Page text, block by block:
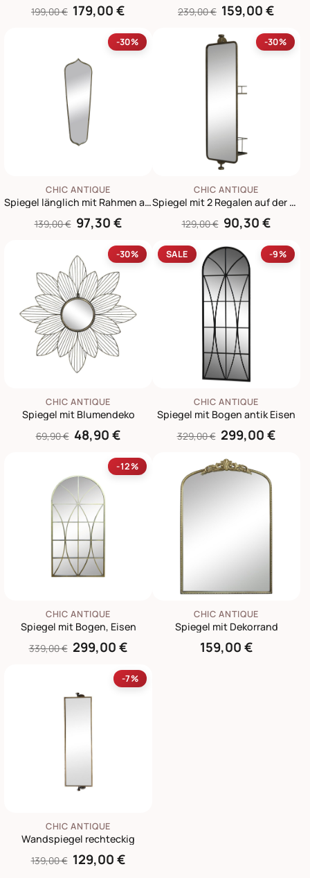
199,00 € 179,00 € 239,00 € 159,00 €
-30%
CHIC ANTIQUE
Spiegel länglich mit Rahmen aus Eisen
139,00 € 97,30 €
-30%
CHIC ANTIQUE
Spiegel mit 2 Regalen auf der Rückseite
129,00 € 90,30 €
-30%
CHIC ANTIQUE
Spiegel mit Blumendeko
69,90 € 48,90 €
SALE -9%
CHIC ANTIQUE
Spiegel mit Bogen antik Eisen
329,00 € 299,00 €
-12%
CHIC ANTIQUE
Spiegel mit Bogen, Eisen
339,00 € 299,00 €
CHIC ANTIQUE
Spiegel mit Dekorrand
159,00 €
-7%
CHIC ANTIQUE
Wandspiegel rechteckig
139,00 € 129,00 €